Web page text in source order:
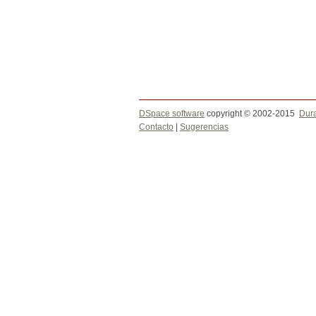
DSpace software copyright © 2002-2015
Contacto
Sugerencias